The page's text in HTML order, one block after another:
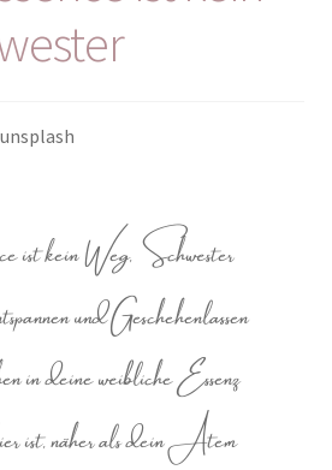
ist kein Weg, Schwester
und Geschehenlassen
deine weibliche Essenz
ist, näher als dein Atem